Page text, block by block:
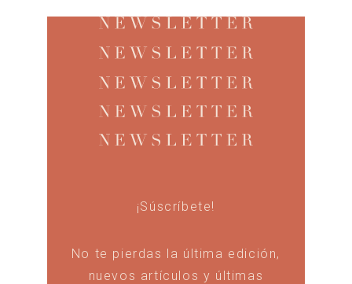
¡Súscríbete!
No te pierdas la última edición,
nuevos artículos y últimas